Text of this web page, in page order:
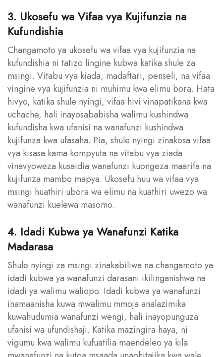
3. Ukosefu wa Vifaa vya Kujifunzia na
Kufundishia
Changamoto ya ukosefu wa vifaa vya kujifunzia na
kufundishia ni tatizo lingine kubwa katika shule za
msingi. Vitabu vya kiada, madaftari, penseli, na vifaa
vingine vya kujifunzia ni muhimu kwa elimu bora. Hata
hivyo, katika shule nyingi, vifaa hivi vinapatikana kwa
uchache, hali inayosababisha walimu kushindwa
kufundisha kwa ufanisi na wanafunzi kushindwa
kujifunza kwa ufasaha. Pia, shule nyingi zinakosa vifaa
vya kisasa kama kompyuta na vitabu vya ziada
vinavyoweza kusaidia wanafunzi kuongeza maarifa na
kujifunza mambo mapya. Ukosefu huu wa vifaa vya
msingi huathiri ubora wa elimu na kuathiri uwezo wa
wanafunzi kuelewa masomo.
4. Idadi Kubwa ya Wanafunzi Katika
Madarasa
Shule nyingi za msingi zinakabiliwa na changamoto ya
idadi kubwa ya wanafunzi darasani ikilinganishwa na
idadi ya walimu waliopo. Idadi kubwa ya wanafunzi
inamaanisha kuwa mwalimu mmoja analazimika
kuwahudumia wanafunzi wengi, hali inayopunguza
ufanisi wa ufundishaji. Katika mazingira haya, ni
vigumu kwa walimu kufuatilia maendeleo ya kila